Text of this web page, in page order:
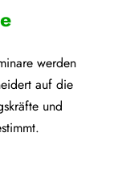
werden
auf die
und